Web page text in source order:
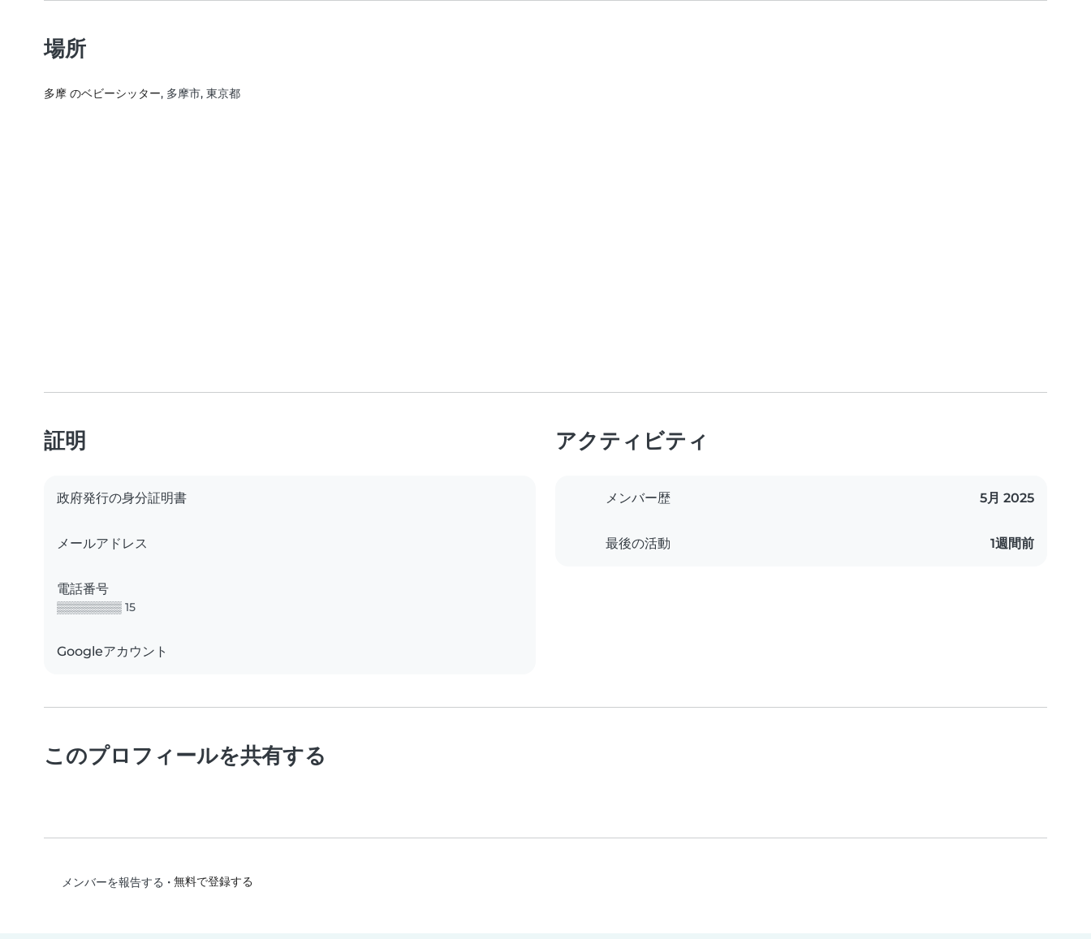
場所
多摩 のベビーシッター, 多摩市, 東京都
証明
政府発行の身分証明書
メールアドレス
電話番号
▒▒▒▒▒▒▒▒ 15
Googleアカウント
アクティビティ
メンバー歴 5月 2025
最後の活動 1週間前
このプロフィールを共有する
メンバーを報告する • 無料で登録する